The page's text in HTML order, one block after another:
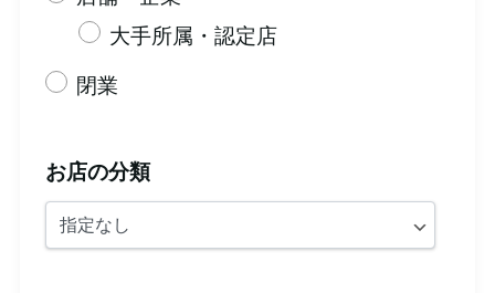
大手所属・認定店
閉業
お店の分類